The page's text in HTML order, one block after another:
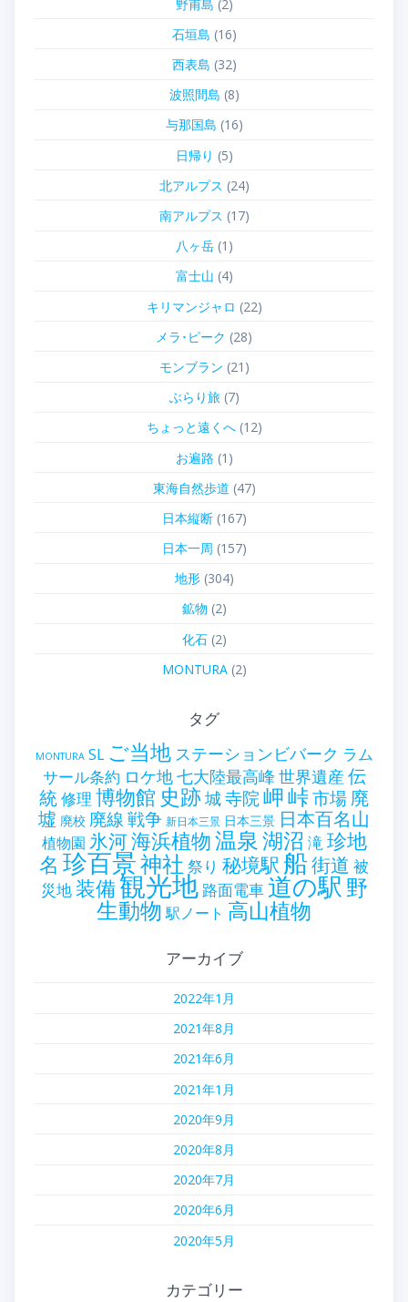
野甫島 (2)
石垣島 (16)
西表島 (32)
波照間島 (8)
与那国島 (16)
日帰り (5)
北アルプス (24)
南アルプス (17)
八ヶ岳(1)
富士山 (4)
キリマンジャロ (22)
メラ･ピーク (28)
モンブラン (21)
ぶらり旅(7)
ちょっと遠くへ(12)
お遍路 (1)
東海自然歩道 (47)
日本縦断(167)
日本一周 (157)
地形(304)
鉱物 (2)
化石(2)
MONTURA(2)
タグ
MONTURA SL ご当地 ステーションビバーク ラム
サール条約 ロケ地七大陸最高峰 世界遺産 伝
統修理 博物館 史跡城寺院岬峠市場廃
墟 廃校 廃線戦争 新日本三景 日本三景 日本百名山
植物園 氷河海浜植物温泉湖沼 滝珍地
名 珍百景神社 祭り 秘境駅 船街道 被
災地装備観光地 路面電車道の駅野
生動物 駅ノート 高山植物
アーカイブ
2022年1月
2021年8月
2021年6月
2021年1月
2020年9月
2020年8月
2020年7月
2020年6月
2020年5月
カテゴリー